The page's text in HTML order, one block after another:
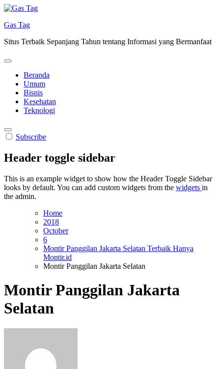
Skip
content
Gas Tag
Situs Terbaik Sepanjang Tahun tentang Informasi yang Bermanfaat
Beranda
Umum
Bisnis
Kesehatan
Teknologi
Subscribe
Header toggle sidebar
This is an example widget to show how the Header Toggle Sidebar
looks by default. You can add custom widgets from the widgets in
the admin.
Home
2018
October
6
Montir Panggilan Jakarta Selatan Terbaik Hanya
Montir.id
Montir Panggilan Jakarta Selatan
Montir Panggilan Jakarta
Selatan